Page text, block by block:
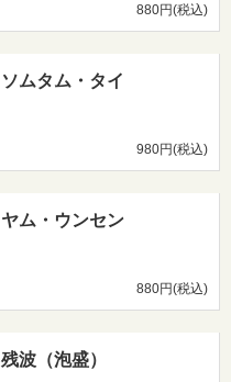
880円(税込)
ソムタム・タイ
980円(税込)
ヤム・ウンセン
880円(税込)
残波（泡盛）